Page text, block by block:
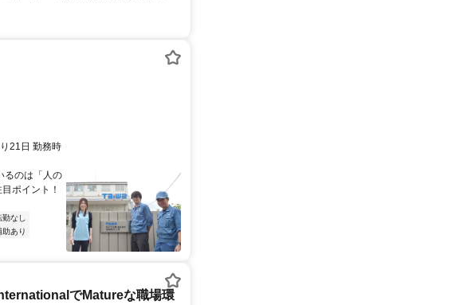
21日 勤務時
るのは「人の
ポイント！
勤なし
助あり
でMatureな職場環